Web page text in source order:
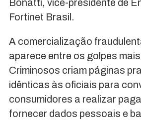
Bonatti, vice-presidente de
Fortinet Brasil.
A comercialização
aparece entre os golpes
Criminosos criam páginas
idênticas às oficiais para
consumidores a realizar
fornecer dados pessoais e